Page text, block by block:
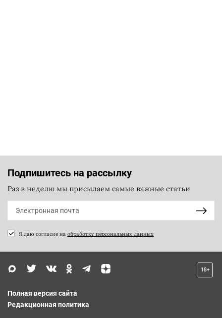
Подпишитесь на рассылку
Раз в неделю мы присылаем самые важные статьи
Я даю согласие на обработку персональных данных
18+
Полная версия сайта
Редакционная политика